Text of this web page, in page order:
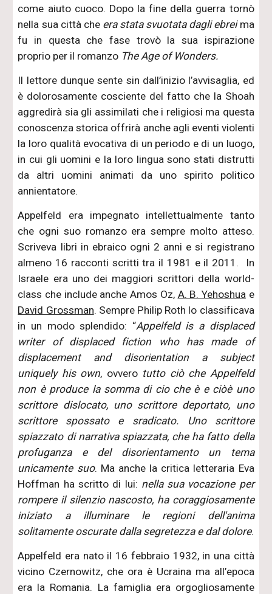
come aiuto cuoco. Dopo la fine della guerra tornò
nella sua città che era stata svuotata dagli ebreima
fu in questa che fase trovò la sua ispirazione
proprio per il romanzo The Age of Wonders.
Il lettore dunque sente sin dall’inizio l’avvisaglia, ed
è dolorosamente cosciente del fatto che la Shoah
aggredirà sia gli assimilati che i religiosi ma questa
conoscenza storica offrirà anche agli eventi violenti
la loro qualità evocativa di un periodo e di un luogo,
in cui gli uomini e la loro lingua sono stati distrutti
da altri uomini animati da uno spirito politico
annientatore.
Appelfeld era impegnato intellettualmente tanto
che ogni suo romanzo era sempre molto atteso.
Scriveva libri in ebraico ogni 2 anni e si registrano
almeno 16 racconti scritti tra il 1981 e il 2011. In
Israele era uno dei maggiori scrittori della world-
class che include anche Amos Oz, A. B. Yehoshua e
David Grossman. Sempre Philip Roth lo classificava
in un modo splendido: “Appelfeld is a displaced
writer of displaced fiction who has made of
displacement and disorientation a subject
uniquely his own, ovverotutto ciò che Appelfeld
non è produce la somma di cio che è e ciòè uno
scrittore dislocato, uno scrittore deportato, uno
scrittore spossato e sradicato. Uno scrittore
spiazzato di narrativa spiazzata, che ha fatto della
profuganza e del disorientamento un tema
unicamente suo. Ma anche la critica letteraria Eva
Hoffman ha scritto di lui: nella sua vocazione per
rompere il silenzio nascosto, ha coraggiosamente
iniziato a illuminare le regioni dell'anima
solitamente oscurate dalla segretezza e dal dolore.
Appelfeld era nato il 16 febbraio 1932, in una città
vicino Czernowitz, che ora è Ucraina ma all’epoca
era la Romania. La famiglia era orgogliosamente